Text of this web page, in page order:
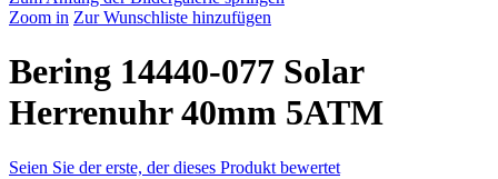
Zoom in Zur Wunschliste hinzufügen
Bering 14440-077 Solar
Herrenuhr 40mm 5ATM
Seien Sie der erste, der dieses Produkt bewertet